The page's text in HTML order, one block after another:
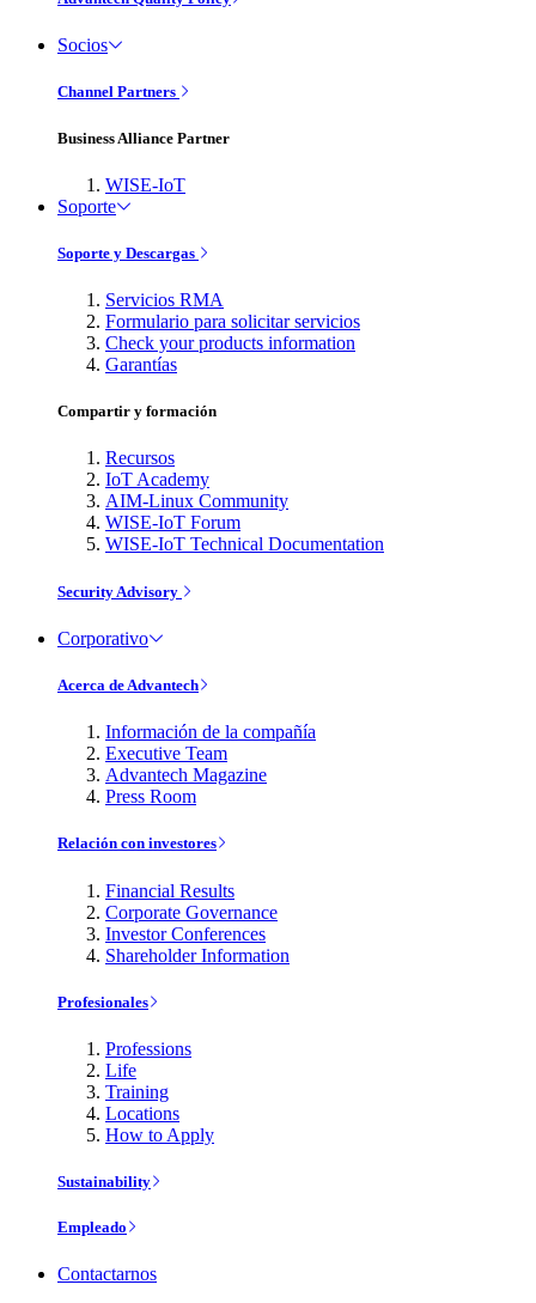
Socios
Channel Partners
Business Alliance Partner
WISE-IoT
Soporte
Soporte y Descargas
Servicios RMA
Formulario para solicitar servicios
Check your products information
Garantías
Compartir y formación
Recursos
IoT Academy
AIM-Linux Community
WISE-IoT Forum
WISE-IoT Technical Documentation
Security Advisory
Corporativo
Acerca de Advantech
Información de la compañía
Executive Team
Advantech Magazine
Press Room
Relación con investores
Financial Results
Corporate Governance
Investor Conferences
Shareholder Information
Profesionales
Professions
Life
Training
Locations
How to Apply
Sustainability
Empleado
Contactarnos